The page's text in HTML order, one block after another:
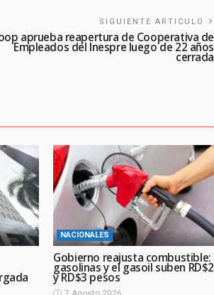
SIGUIENTE ARTICULO
aprueba reapertura de Cooperativa de
Empleados del Inespre luego de 22 años
cerrada
NACIONALES
Gobierno reajusta combustible:
gasolinas y el gasoil suben RD$2
y RD$3 pesos